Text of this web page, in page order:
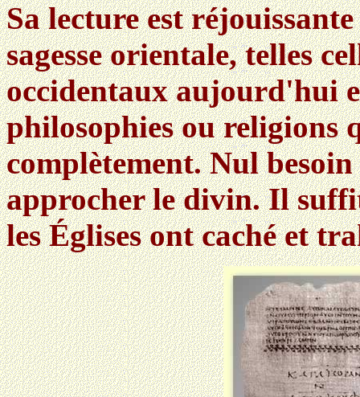
Sa lecture est
sagesse orientale, telles
occidentaux aujourd'hui
philosophies ou religions
complètement. Nul
approcher le divin. Il
les Églises ont caché et